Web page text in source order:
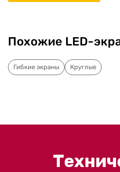
Похожие LED-
Гибкие экраны Круглые